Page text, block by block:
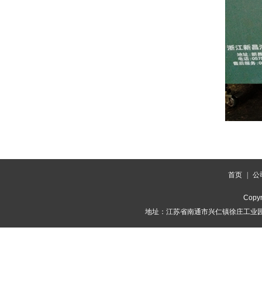
首页 公
地址：江苏省南通市兴仁镇徐庄工